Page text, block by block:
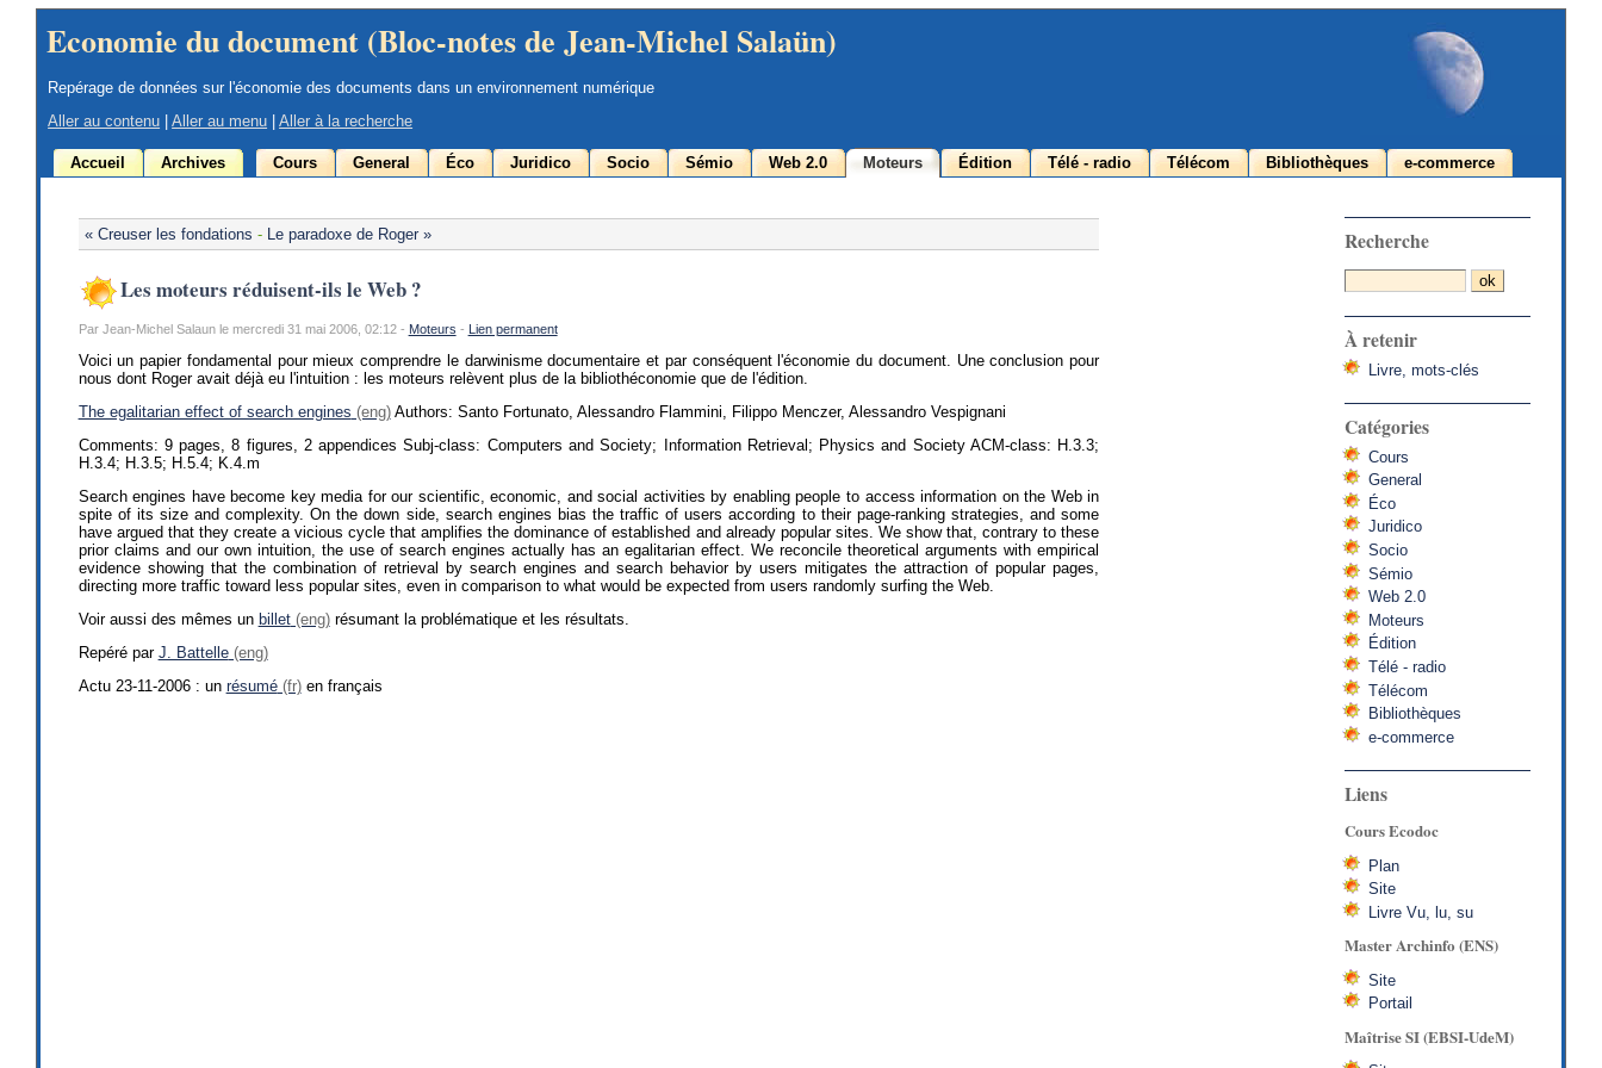
Economie du document (Bloc-notes de Jean-Michel Salaün)
Repérage de données sur l'économie des documents dans un environnement numérique
Aller au contenu |Aller au menu |Aller à la recherche
Accueil Archives Cours General Éco Juridico Socio Sémio Web 2.0 Moteurs Édition Télé - radio Télécom Bibliothèques e-commerce
« Creuser les fondations - Le paradoxe de Roger »
Les moteurs réduisent-ils le Web ?
Par Jean-Michel Salaun le mercredi 31 mai 2006, 02:12 - Moteurs - Lien permanent
Voici un papier fondamental pour mieux comprendre le darwinisme documentaire et par conséquent l'économie du document. Une conclusion pour
nous dont Roger avait déjà eu l'intuition : les moteurs relèvent plus de la bibliothéconomie que de l'édition.
The egalitarian effect of search engines
Authors: Santo Fortunato, Alessandro Flammini, Filippo Menczer, Alessandro Vespignani
Comments: 9 pages, 8 figures, 2 appendices Subj-class: Computers and Society; Information Retrieval; Physics and Society ACM-class: H.3.3;
H.3.4; H.3.5; H.5.4; K.4.m
Search engines have become key media for our scientific, economic, and social activities by enabling people to access information on the Web in
spite of its size and complexity. On the down side, search engines bias the traffic of users according to their page-ranking strategies, and some
have argued that they create a vicious cycle that amplifies the dominance of established and already popular sites. We show that, contrary to these
prior claims and our own intuition, the use of search engines actually has an egalitarian effect. We reconcile theoretical arguments with empirical
evidence showing that the combination of retrieval by search engines and search behavior by users mitigates the attraction of popular pages,
directing more traffic toward less popular sites, even in comparison to what would be expected from users randomly surfing the Web.
Voir aussi des mêmes un billet
résumant la problématique et les résultats.
Repéré par J. Battelle
Actu 23-11-2006 : un résumé en français
Recherche
À retenir
Livre, mots-clés
Catégories
Cours
General
Éco
Juridico
Socio
Sémio
Web 2.0
Moteurs
Édition
Télé - radio
Télécom
Bibliothèques
e-commerce
Liens
Cours Ecodoc
Plan
Site
Livre Vu, lu, su
Master Archinfo (ENS)
Site
Portail
Maîtrise SI (EBSI-UdeM)